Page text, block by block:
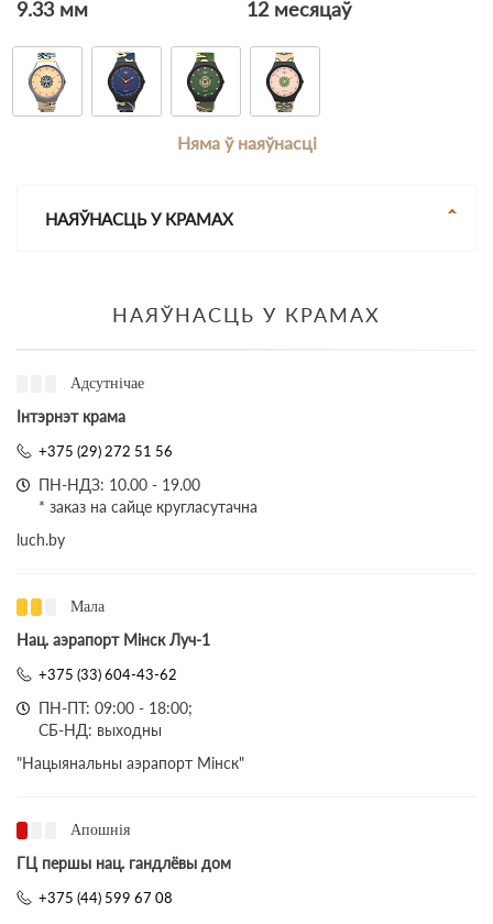
9.33 мм 12 месяцаў
Няма ў наяўнасці
НАЯЎНАСЦЬ У КРАМАХ
НАЯЎНАСЦЬ У КРАМАХ
Адсутнічае
Інтэрнэт крама
+375 (29) 272 51 56
ПН-НДЗ: 10.00 - 19.00
* заказ на сайце кругласутачна
luch.by
Мала
Нац. аэрапорт Мінск Луч-1
+375 (33) 604-43-62
ПН-ПТ: 09:00 - 18:00;
СБ-НД: выходны
"Нацыянальны аэрапорт Мінск"
Апошнія
ГЦ першы нац. гандлёвы дом
+375 (44) 599 67 08